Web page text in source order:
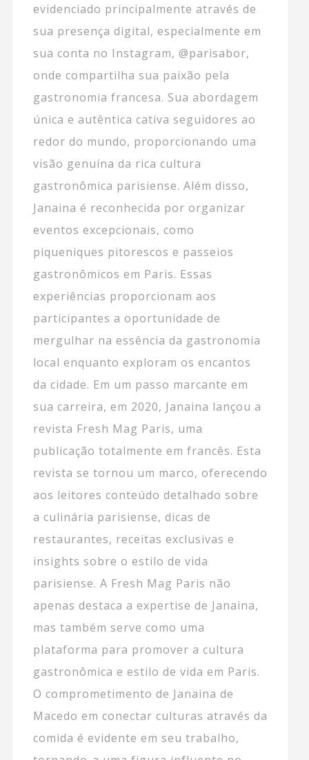
evidenciado principalmente através de
sua presença digital, especialmente em
sua conta no Instagram, @parisabor,
onde compartilha sua paixão pela
gastronomia francesa. Sua abordagem
única e autêntica cativa seguidores ao
redor do mundo, proporcionando uma
visão genuína da rica cultura
gastronômica parisiense. Além disso,
Janaina é reconhecida por organizar
eventos excepcionais, como
piqueniques pitorescos e passeios
gastronômicos em Paris. Essas
experiências proporcionam aos
participantes a oportunidade de
mergulhar na essência da gastronomia
local enquanto exploram os encantos
da cidade. Em um passo marcante em
sua carreira, em 2020, Janaina lançou a
revista Fresh Mag Paris, uma
publicação totalmente em francês. Esta
revista se tornou um marco, oferecendo
aos leitores conteúdo detalhado sobre
a culinária parisiense, dicas de
restaurantes, receitas exclusivas e
insights sobre o estilo de vida
parisiense. A Fresh Mag Paris não
apenas destaca a expertise de Janaina,
mas também serve como uma
plataforma para promover a cultura
gastronômica e estilo de vida em Paris.
O comprometimento de Janaina de
Macedo em conectar culturas através da
comida é evidente em seu trabalho,